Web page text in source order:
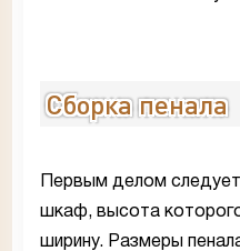
Сборка пенала
Первым делом
шкаф, высота
ширину. Размеры